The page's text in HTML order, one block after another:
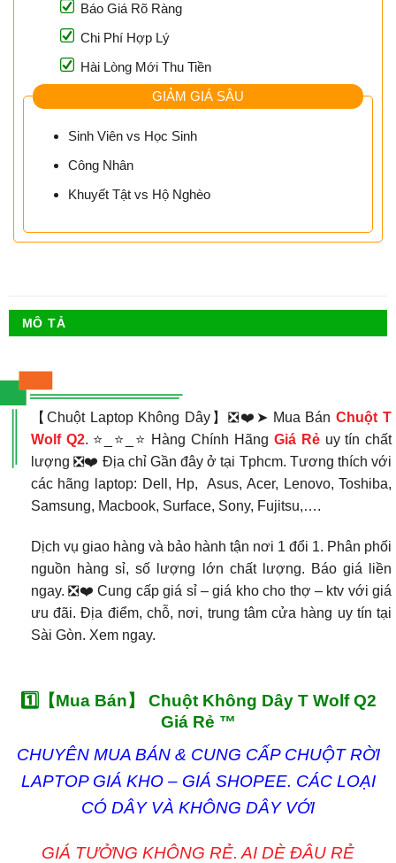
Báo Giá Rõ Ràng
Chi Phí Hợp Lý
Hài Lòng Mới Thu Tiền
GIẢM GIÁ SÂU
Sinh Viên vs Học Sinh
Công Nhân
Khuyết Tật vs Hộ Nghèo
MÔ TẢ
【Chuột Laptop Không Dây】❎❤️➤ Mua BánChuột T
Wolf Q2. ⭐_⭐_⭐ Hàng Chính Hãng Giá Rẻ uy tín chất
lượng ❎❤️ Địa chỉ Gần đây ở tại Tphcm. Tương thích với
các hãng laptop: Dell, Hp, Asus, Acer, Lenovo, Toshiba,
Samsung, Macbook, Surface, Sony, Fujitsu,….
Dịch vụ giao hàng và bảo hành tận nơi 1 đổi 1. Phân phối
nguồn hàng sỉ, số lượng lớn chất lượng. Báo giá liền
ngay. ❎❤️ Cung cấp giá sỉ – giá kho cho thợ – ktv với giá
ưu đãi. Địa điểm, chỗ, nơi, trung tâm cửa hàng uy tín tại
Sài Gòn. Xem ngay.
1️⃣【Mua Bán】 Chuột Không Dây T Wolf Q2
Giá Rẻ ™
CHUYÊN MUA BÁN & CUNG CẤP CHUỘT RỜI
LAPTOP GIÁ KHO – GIÁ SHOPEE. CÁC LOẠI
CÓ DÂY VÀ KHÔNG DÂY VỚI
GIÁ TƯỞNG KHÔNG RẺ. AI DÈ ĐÂU RẺ